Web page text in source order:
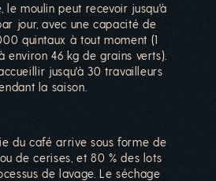
le moulin peut recevoir jusqu'à
jour, avec une capacité de
quintaux à tout moment (1
environ 46 kg de grains verts).
jusqu'à 30 travailleurs
la saison.
du café arrive sous forme de
de cerises, et 80 % des lots
de lavage. Le séchage